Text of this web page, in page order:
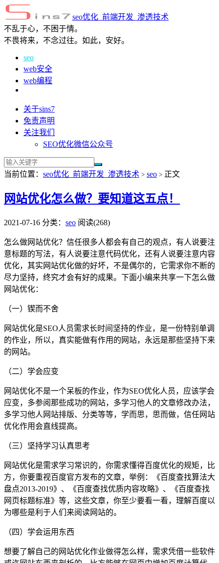
seo优化_前端开发_渗透技术
不乱于心，不困于情。
不畏将来，不念过往。如此，安好。
seo
web安全
web编程
关于sins7
免责声明
关注我们
SEO优化微信公众号
当前位置： seo优化_前端开发_渗透技术 > seo > 正文
网站优化怎么做？要知道这五点！
2021-07-16 分类： seo 阅读(268)
怎么做网站优化？信任很多人都会有自己的观点，有人说要注
意标题的写法，有人说要注意代码优化，还有人说要注意内容
优化，其实网站优化做的好坏，不是偶尔的，它需求你不断的
尽力坚持，终究才会有好的成果。下面小编来共享一下怎么做
网站优化：
（一）锲而不舍
网站优化是SEO人员需求长时间坚持的作业，是一份特别单调
的作业，所以，真实能做有作用的网站，永远是那些坚持下来
的网站。
（二）学会应变
网站优化不是一个呆板的作业，作为SEO优化人员，应该学会
应变，多参阅那些成功的网站，多学习他人的文章修改办法，
多学习他人网站排版、分类等等，学而思，思而做，信任网站
优化作用会直线提高。
（三）坚持学习认真思考
网站优化是需求学习常识的，你需求懂得百度优化的规矩，比
方，你要重视百度官方发布的文章，举例：《百度查找算法大
盘点2013-2019》、《百度查找优质内容攻略》、《百度查找
网页标题标准》等，这些文章，你至少要看一看，理解百度以
为哪些是利于人们来阅读网站的。
（四）学会运用东西
想要了解自己的网站优化作业做得怎么样，需求凭借一些软件